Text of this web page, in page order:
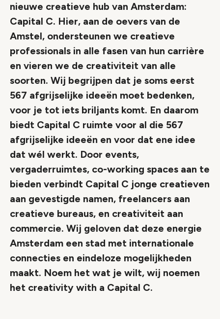
nieuwe creatieve hub van Amsterdam:
Capital C. Hier, aan de oevers van de
Amstel, ondersteunen we creatieve
professionals in alle fasen van hun carrière
en vieren we de creativiteit van alle
soorten. Wij begrijpen dat je soms eerst
567 afgrijselijke ideeën moet bedenken,
voor je tot iets briljants komt. En daarom
biedt Capital C ruimte voor al die 567
afgrijselijke ideeën en voor dat ene idee
dat wél werkt. Door events,
vergaderruimtes, co-working spaces aan te
bieden verbindt Capital C jonge creatieven
aan gevestigde namen, freelancers aan
creatieve bureaus, en creativiteit aan
commercie. Wij geloven dat deze energie
Amsterdam een stad met internationale
connecties en eindeloze mogelijkheden
maakt. Noem het wat je wilt, wij noemen
het creativity with a Capital C.